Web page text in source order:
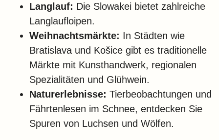
Langlauf: Die Slowakei bietet zahlreiche
Langlaufloipen.
Weihnachtsmärkte: In Städten wie
Bratislava und Košice gibt es traditionelle
Märkte mit Kunsthandwerk, regionalen
Spezialitäten und Glühwein.
Naturerlebnisse: Tierbeobachtungen und
Fährtenlesen im Schnee, entdecken Sie
Spuren von Luchsen und Wölfen.